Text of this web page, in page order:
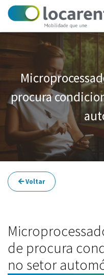
procura
Voltar
de procura
no setor